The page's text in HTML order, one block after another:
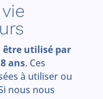
être utilisé par
ans. Ces
à utiliser ou
nous nous